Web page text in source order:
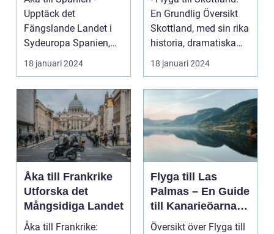
Resmål och
Resetyper
Upptäck det
Fängslande Landet i
Sydeuropa Spanien,
beläget i sydvästra
Europa på...
18 januari 2024
Fascinerande
Land
En Grundlig Översikt
Skottland, med sin rika
historia, dramatiska
landskap ...
18 januari 2024
Åka till Frankrike
Utforska det
Mångsidiga Landet
Åka till Frankrike:
Flyga till Las
Palmas – En Guide
till Kanarieöarnas
Pärla
Översikt över Flyga till